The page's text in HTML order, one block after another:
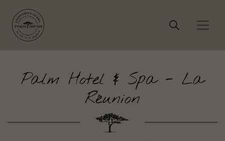
Palm Hotel & Spa - La
Réunion